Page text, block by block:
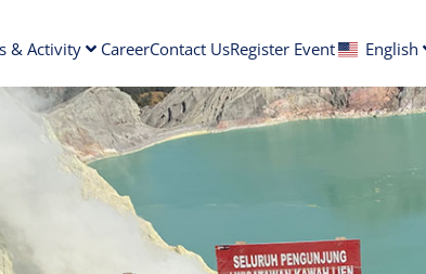
& Activity CareerContact UsRegister Event English